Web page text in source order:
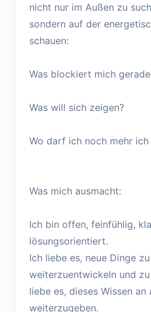
nicht nur im Außen zu
sondern auf der
schauen:
Was blockiert mich
Was will sich zeigen?
Wo darf ich noch mehr ich
Was mich ausmacht:
Ich bin offen, feinfühlig,
lösungsorientiert.
Ich liebe es, neue Dinge
weiterzuentwickeln und
liebe es, dieses Wissen an
weiterzugeben.